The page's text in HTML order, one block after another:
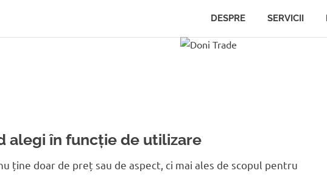
DESPRE SERVICII
alegi în funcție de utilizare
ține doar de preț sau de aspect, ci mai ales de scopul pentru